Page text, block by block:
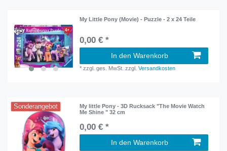
My Little Pony (Movie) - Puzzle - 2 x 24 Teile
0,00 € *
In den Warenkorb
*zzgl. ges. MwSt. zzgl.Versandkosten
Sonderangebot
My little Pony - 3D Rucksack "The Movie Watch
Me Shine " 32 cm
0,00 € *
In den Warenkorb